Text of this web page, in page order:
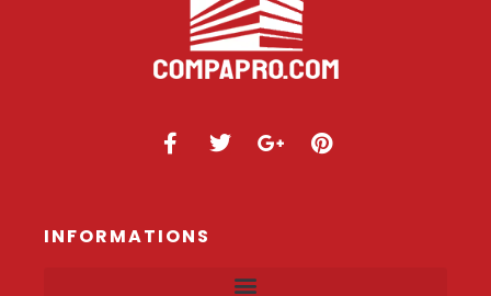
INFORMATIONS